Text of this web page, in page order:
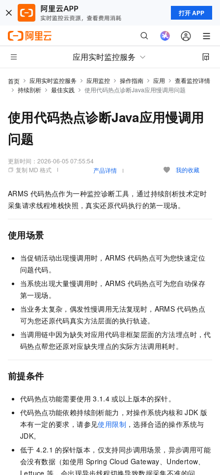
打开 APP
应用实时监控服务
首页 应用实时监控服务 应用监控 操作指南 应用
查看监控详情
持续剖析
最佳实践 使用代码热点诊断Java应用慢调用问题
使用代码热点诊断Java应用慢调用
问题
更新时间： 2026-06-05 07:55:54
复制 MD 格式
产品详情 我的收藏
ARMS 代码热点作为一种监控诊断工具，通过持续剖析技术定时
采集请求线程堆栈快照，真实还原代码执行的第一现场。
使用场景
当促销活动出现慢调用时，ARMS 代码热点可为您快速定位
问题代码。
当系统出现大量慢调用时，ARMS 代码热点可为您自动保存
第一现场。
当业务太复杂，偶发性慢调用无法复现时，ARMS 代码热点
可为您还原代码真实方法层面的执行轨迹。
当调用链中因为缺失对应用代码非框架层面的方法埋点时，代
码热点帮您还原对应缺失埋点的实际方法调用耗时。
前提条件
代码热点功能需要使用 3.1.4 或以上版本的探针。
代码热点功能依赖持续剖析能力，对操作系统内核和 JDK 版
本有一定的要求，请参见使用限制 ，选择合适的操作系统与
JDK。
低于 4.2.1 的探针版本，仅支持同步调用场景，异步调用可能
会没有数据（如使用 Spring Cloud Gateway、Undertow、